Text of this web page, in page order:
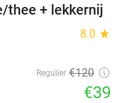
68%
thee + lekkernij
8.0 star
Regulier €120
€39